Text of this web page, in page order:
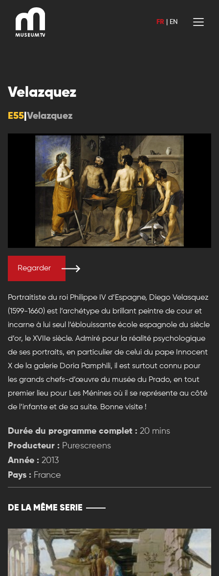
contenu
FR EN
Velazquez
E55 Velazquez
Regarder
Portraitiste du roi Philippe IV d’Espagne, Diego Velasquez
(1599-1660) est l’archétype du brillant peintre de cour et
incarne à lui seul l’éblouissante école espagnole du siècle
d’or, le XVIIe siècle. Admiré pour la réalité psychologique
de ses portraits, en particulier de celui du pape Innocent
X de la galerie Doria Pamphili, il est surtout connu pour
les grands chefs-d’œuvre du musée du Prado, en tout
premier lieu pour Les Ménines où il se représente au côté
de l’infante et de sa suite. Bonne visite !
Durée du programme complet : 20 mins
Producteur : Purescreens
Année : 2013
Pays : France
DE LA MÊME SERIE